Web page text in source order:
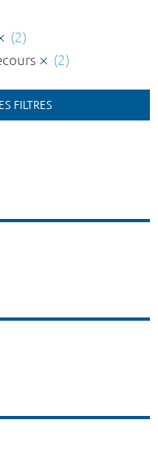
(2)
(2)
FILTRES